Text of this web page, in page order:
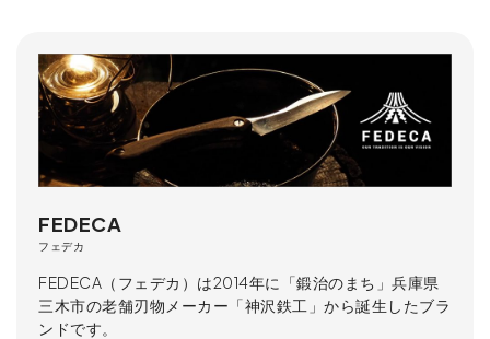
FEDECA
フェデカ
FEDECA（フェデカ）は2014年に「鍛治のまち」兵庫県
三木市の老舗刃物メーカー「神沢鉄工」から誕生したブラ
ンドです。